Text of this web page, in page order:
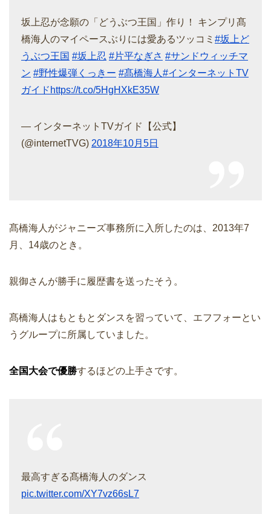
坂上忍が念願の「どうぶつ王国」作り！ キンプリ髙
橋海人のマイペースぶりには愛あるツッコミ #坂上ど
うぶつ王国 #坂上忍 #片平なぎさ #サンドウィッチマ
ン #野性爆弾くっきー #髙橋海人 #インターネットTV
ガイド https://t.co/5HgHXkE35W
— インターネットTVガイド【公式】
(@internetTVG) 2018年10月5日
髙橋海人がジャニーズ事務所に入所したのは、2013年7
月、14歳のとき。
親御さんが勝手に履歴書を送ったそう。
髙橋海人はもともとダンスを習っていて、エフフォーとい
うグループに所属していました。
全国大会で優勝するほどの上手さです。
最高すぎる髙橋海人のダンス
pic.twitter.com/XY7vz66sL7